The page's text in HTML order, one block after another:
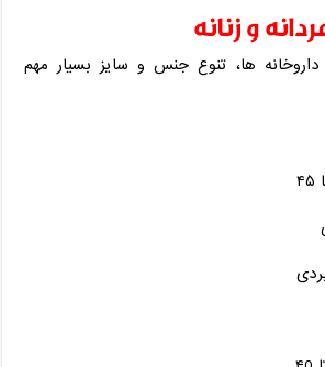
و زنانه
داروخانه‌ ها، تنوع جنس و سایز بسیار مهم